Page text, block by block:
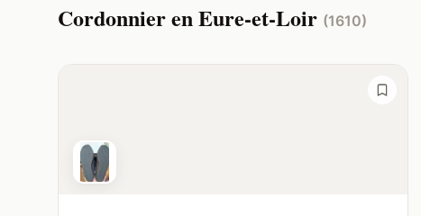
Cordonnier en Eure-et-Loir (1610)